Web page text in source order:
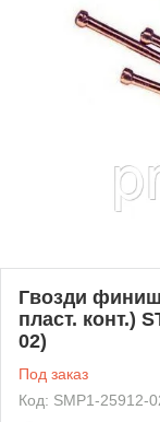
Гвозди
пласт. конт.)
02)
Под заказ
Код: SMP1-25912-